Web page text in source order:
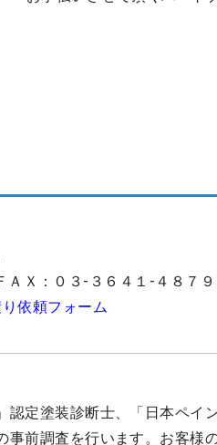
Ｘ：０３-３６４１-４８７９
依頼フォーム
認定塗装診断士、「日本ペ
前調査を行います。お客様